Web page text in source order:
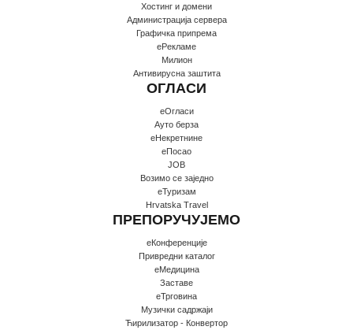
Хостинг и домени
Администрација сервера
Графичка припрема
еРекламе
Милион
Антивирусна заштита
ОГЛАСИ
еОгласи
Ауто берза
еНекретнине
еПосао
JOB
Возимо се заједно
еТуризам
Hrvatska Travel
ПРЕПОРУЧУЈЕМО
еКонференције
Привредни каталог
еМедицина
Заставе
еТрговина
Музички садржаји
Ћирилизатор - Конвертор